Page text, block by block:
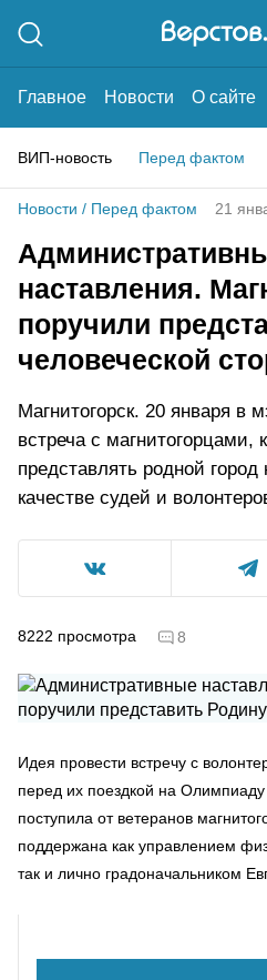
Главное Новости О сайте
ВИП-новость Перед фактом
Новости / Перед фактом 21
наставления.
поручили
человеческой
Магнитогорск. 20 января в
встреча с магнитогорцами,
представлять родной
качестве судей и
8222 просмотра 8
Идея провести встречу с
перед их поездкой на
поступила от ветеранов
поддержана как управлением
так и лично градоначальником